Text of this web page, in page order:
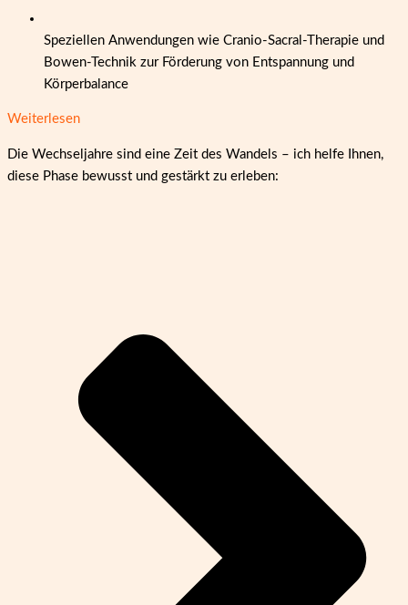
Speziellen Anwendungen wie Cranio-Sacral-Therapie und
Bowen-Technik zur Förderung von Entspannung und
Körperbalance
Weiterlesen
Die Wechseljahre sind eine Zeit des Wandels – ich helfe Ihnen,
diese Phase bewusst und gestärkt zu erleben: